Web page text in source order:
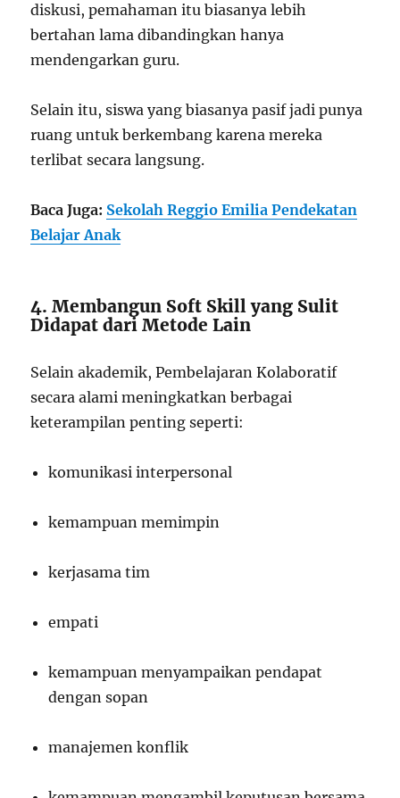
diskusi, pemahaman itu biasanya lebih
bertahan lama dibandingkan hanya
mendengarkan guru.
Selain itu, siswa yang biasanya pasif jadi punya
ruang untuk berkembang karena mereka
terlibat secara langsung.
Baca Juga: Sekolah Reggio Emilia Pendekatan
Belajar Anak
4. Membangun Soft Skill yang Sulit
Didapat dari Metode Lain
Selain akademik, Pembelajaran Kolaboratif
secara alami meningkatkan berbagai
keterampilan penting seperti:
komunikasi interpersonal
kemampuan memimpin
kerjasama tim
empati
kemampuan menyampaikan pendapat
dengan sopan
manajemen konflik